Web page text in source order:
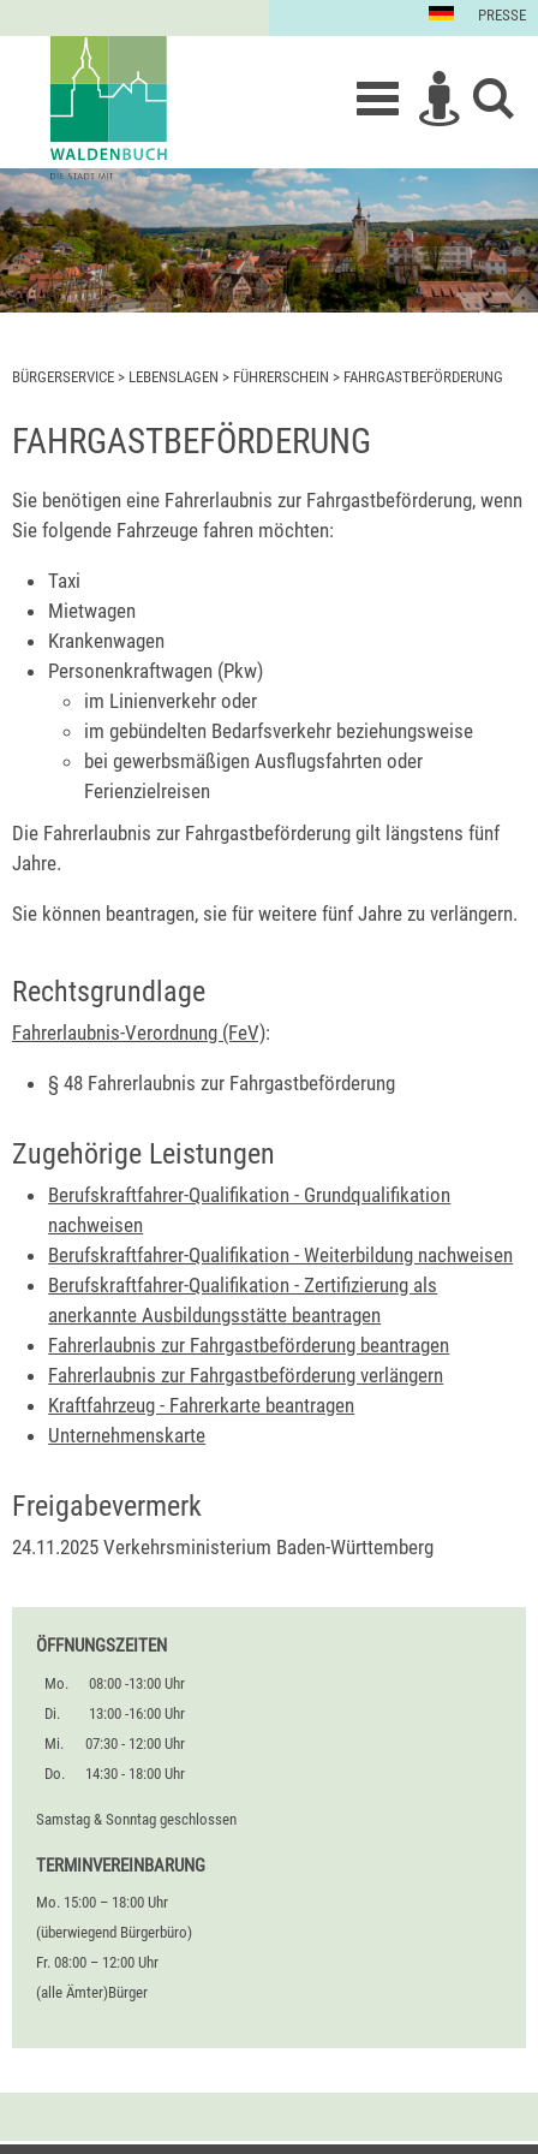
PRESSE
BÜRGERSERVICE > LEBENSLAGEN > FÜHRERSCHEIN > FAHRGASTBEFÖRDERUNG
FAHRGASTBEFÖRDERUNG
Sie benötigen eine Fahrerlaubnis zur Fahrgastbeförderung, wenn
Sie folgende Fahrzeuge fahren möchten:
Taxi
Mietwagen
Krankenwagen
Personenkraftwagen (Pkw)
im Linienverkehr oder
im gebündelten Bedarfsverkehr beziehungsweise
bei gewerbsmäßigen Ausflugsfahrten oder
Ferienzielreisen
Die Fahrerlaubnis zur Fahrgastbeförderung gilt längstens fünf
Jahre.
Sie können beantragen, sie für weitere fünf Jahre zu verlängern.
Rechtsgrundlage
Fahrerlaubnis-Verordnung (FeV):
§ 48 Fahrerlaubnis zur Fahrgastbeförderung
Zugehörige Leistungen
Berufskraftfahrer-Qualifikation - Grundqualifikation
nachweisen
Berufskraftfahrer-Qualifikation - Weiterbildung nachweisen
Berufskraftfahrer-Qualifikation - Zertifizierung als
anerkannte Ausbildungsstätte beantragen
Fahrerlaubnis zur Fahrgastbeförderung beantragen
Fahrerlaubnis zur Fahrgastbeförderung verlängern
Kraftfahrzeug - Fahrerkarte beantragen
Unternehmenskarte
Freigabevermerk
24.11.2025 Verkehrsministerium Baden-Württemberg
ÖFFNUNGSZEITEN
Mo.
08:00 -13:00 Uhr
Di.
13:00 -16:00 Uhr
Mi.
07:30 - 12:00 Uhr
Do.
14:30 - 18:00 Uhr
Samstag & Sonntag geschlossen
TERMINVEREINBARUNG
Mo. 15:00 – 18:00 Uhr
(überwiegend Bürgerbüro)
Fr. 08:00 – 12:00 Uhr
(alle Ämter)Bürger